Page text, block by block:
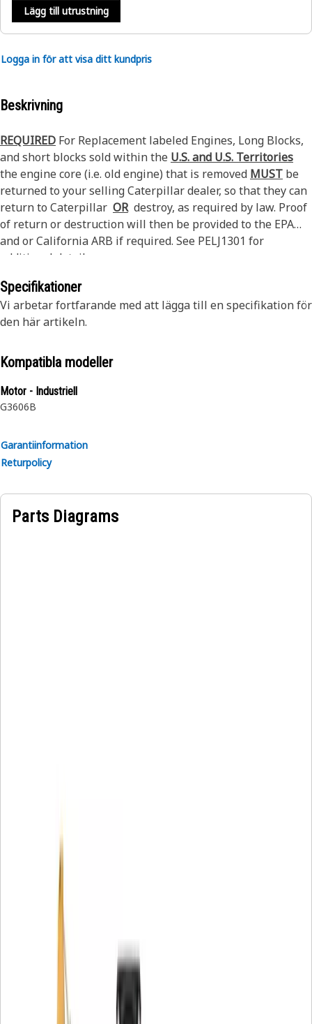
Lägg till utrustning
Logga in för att visa ditt kundpris
Beskrivning
REQUIRED For Replacement labeled Engines, Long Blocks,
and short blocks sold within the U.S. and U.S. Territories
the engine core (i.e. old engine) that is removed MUST be
returned to your selling Caterpillar dealer, so that they can
return to Caterpillar ORdestroy, as required by law. Proof
of return or destruction will then be provided to the EPA
and or California ARB if required. See PELJ1301 for
additional details.
Specifikationer
Vi arbetar fortfarande med att lägga till en specifikation för
den här artikeln.
Kompatibla modeller
Motor - Industriell
G3606B
Garantiinformation
Returpolicy
Parts Diagrams